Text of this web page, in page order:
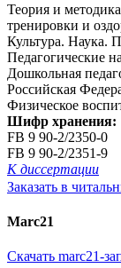
Теория и
тренировки и
Культура. Наука.
Педагогические
Дошкольная
Российская
Физическое
Шифр хранения:
FB 9 90-2/2350-0
FB 9 90-2/2351-9
К диссертации
Заказать в
Marc21
Скачать marc21-